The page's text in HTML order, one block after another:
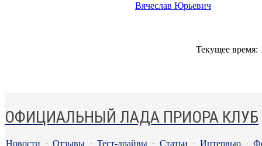
Вячеслав Юрьевич
Текущее время:
ОФИЦИАЛЬНЫЙ ЛАДА ПРИОРА КЛУБ
Новости · Отзывы · Тест-драйвы · Статьи · Интервью ·